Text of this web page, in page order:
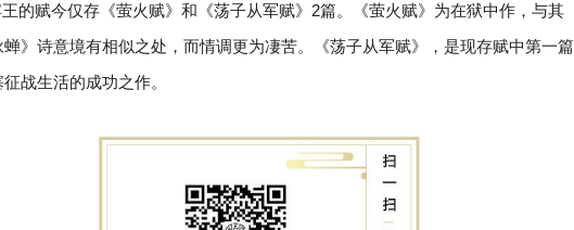
的赋今仅存《萤火赋》和《荡子从军赋》2篇。《萤火赋》为在狱中作，与其
蝉》诗意境有相似之处，而情调更为凄苦。《荡子从军赋》，是现存赋中第一篇
战生活的成功之作。